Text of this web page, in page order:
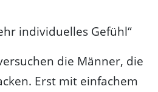
individuelles Gefühl“
die Männer, die
Erst mit einfachem